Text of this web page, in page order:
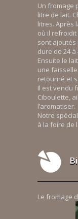
Un fromage
litre de lait.
litres. Après
où il refroidit
sont ajoutés
dure de 24 à
Ensuite le
une
retourné et
Il est vendu
Ciboulette,
l’aromatiser.
Notre
à la foire de
Le fromage